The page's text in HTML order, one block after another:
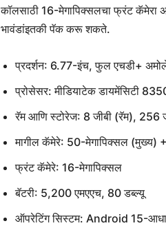
कॉलसाठी 16-मेगापिक्सलचा फ्रंट कॅमेरा
भावंडांइतकी पॅक करू शकते.
प्रदर्शन: 6.77-इंच, फुल एचडी+
प्रोसेसर: मीडियाटेक डायमेंसिटी
रॅम आणि स्टोरेज: 8 जीबी (रॅम), 256
मागील कॅमेरे: 50-मेगापिक्सल (मुख्य)
फ्रंट कॅमेरे: 16-मेगापिक्सल
बॅटरी: 5,200 एमएएच, 80 डब्ल्यू
ऑपरेटिंग सिस्टम: Android 15-